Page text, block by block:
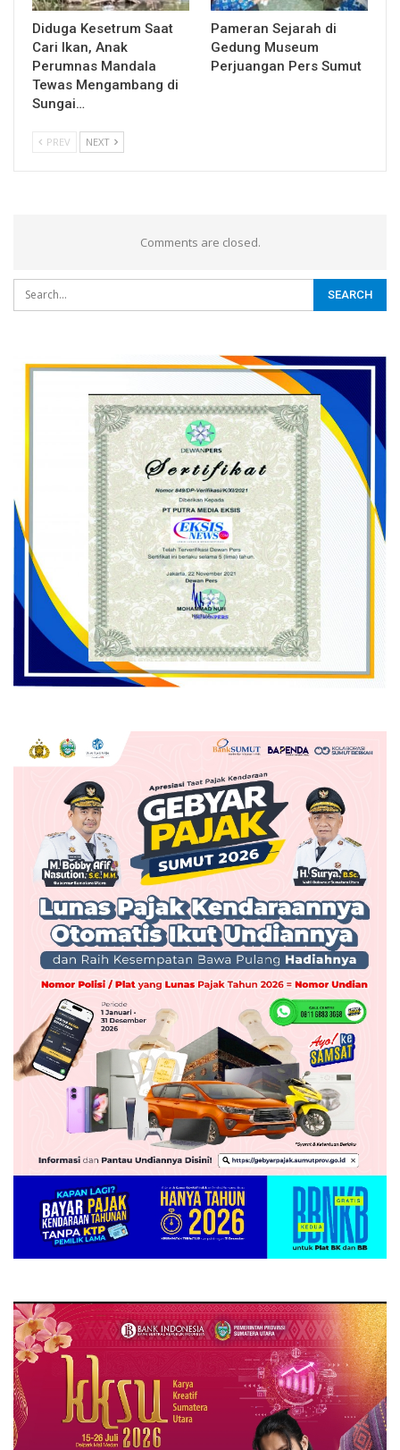
Diduga Kesetrum Saat
Cari Ikan, Anak
Perumnas Mandala
Tewas Mengambang di
Sungai…
Pameran Sejarah di
Gedung Museum
Perjuangan Pers Sumut
PREV NEXT
Comments are closed.